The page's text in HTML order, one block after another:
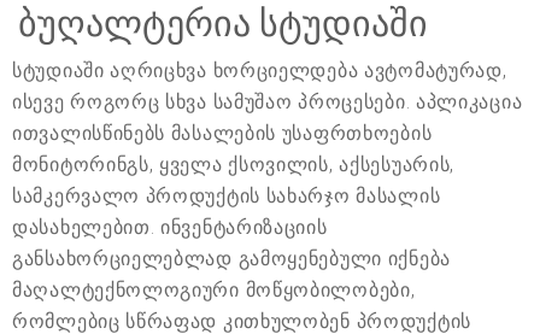
ბუღალტერია სტუდიაში
სტუდიაში აღრიცხვა ხორციელდება ავტომატურად,
ისევე როგორც სხვა სამუშაო პროცესები. აპლიკაცია
ითვალისწინებს მასალების უსაფრთხოების
მონიტორინგს, ყველა ქსოვილის, აქსესუარის,
სამკერვალო პროდუქტის სახარჯო მასალის
დასახელებით. ინვენტარიზაციის
განსახორციელებლად გამოყენებული იქნება
მაღალტექნოლოგიური მოწყობილობები,
რომლებიც სწრაფად კითხულობენ პროდუქტის